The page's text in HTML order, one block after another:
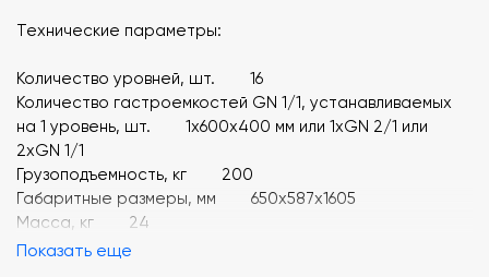
Технические параметры:
Количество уровней, шт. 16
Количество гастроемкостей GN 1/1, устанавливаемых
на 1 уровень, шт. 1х600х400 мм или 1хGN 2/1 или
2хGN 1/1
Грузоподъемность, кг 200
Габаритные размеры, мм 650х587х1605
Масса, кг 24
Показать еще